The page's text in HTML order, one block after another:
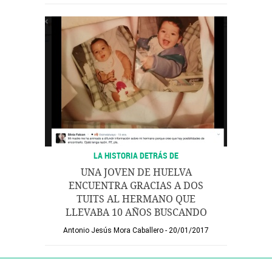
LA HISTORIA DETRÁS DE
UNA JOVEN DE HUELVA
ENCUENTRA GRACIAS A DOS
TUITS AL HERMANO QUE
LLEVABA 10 AÑOS BUSCANDO
Antonio Jesús Mora Caballero 20/01/2017